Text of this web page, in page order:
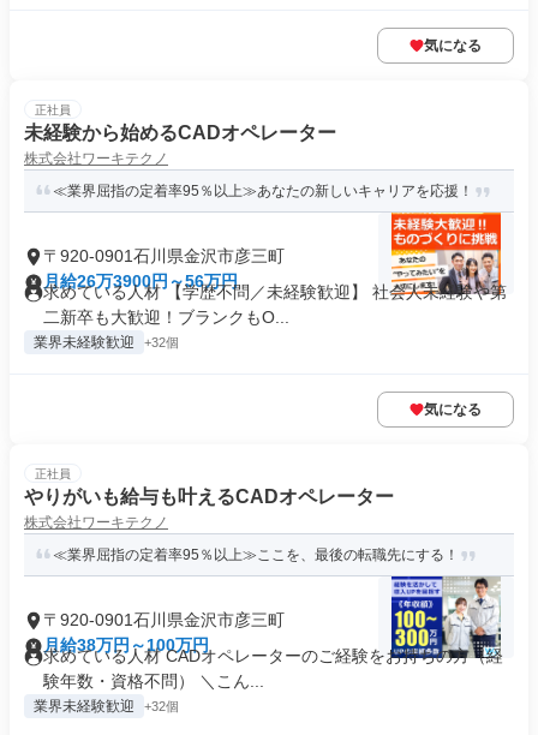
気になる
正社員
未経験から始めるCADオペレーター
株式会社ワーキテクノ
≪業界屈指の定着率95％以上≫あなたの新しいキャリアを応援！
〒920-0901石川県金沢市彦三町
月給26万3900円～56万円
求めている人材 【学歴不問／未経験歓迎】 社会人未経験や第
二新卒も大歓迎！ブランクもO...
業界未経験歓迎 +32個
気になる
正社員
やりがいも給与も叶えるCADオペレーター
株式会社ワーキテクノ
≪業界屈指の定着率95％以上≫ここを、最後の転職先にする！
〒920-0901石川県金沢市彦三町
月給38万円～100万円
求めている人材 CADオペレーターのご経験をお持ちの方（経
験年数・資格不問） ＼こん...
業界未経験歓迎 +32個